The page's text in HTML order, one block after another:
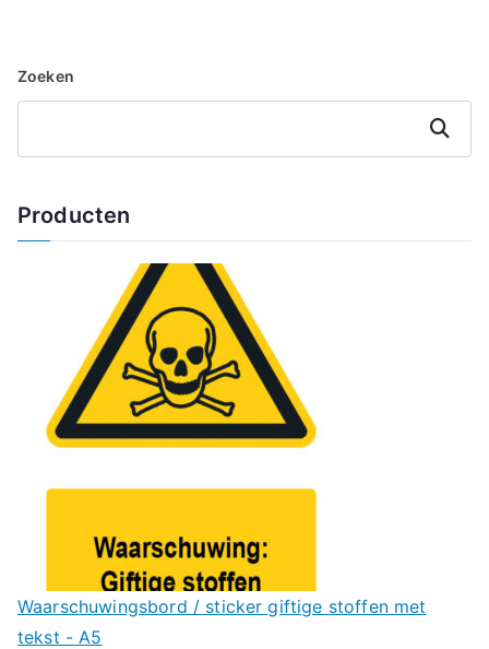
Zoeken
Zoeken
Producten
Waarschuwingsbord / sticker giftige stoffen met
tekst - A5